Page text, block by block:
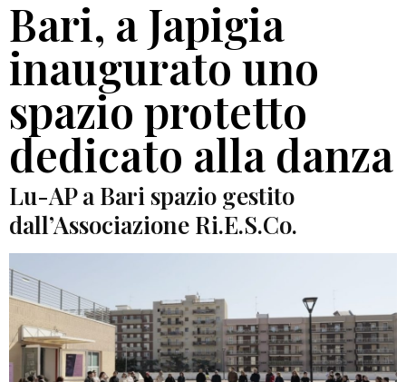
Bari, a Japigia
inaugurato uno
spazio protetto
dedicato alla danza
Lu-AP a Bari spazio gestito
dall’Associazione Ri.E.S.Co.